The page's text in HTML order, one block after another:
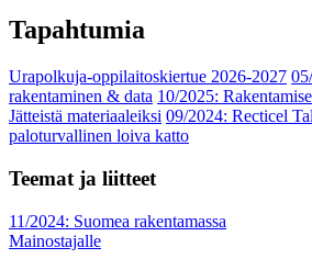
Tapahtumia
Urapolkuja-oppilaitoskiertue 2026-2027
rakentaminen & data 10/2025:
Jätteistä materiaaleiksi 09/2024: Recticel
paloturvallinen loiva katto
Teemat ja liitteet
11/2024: Suomea rakentamassa
Mainostajalle